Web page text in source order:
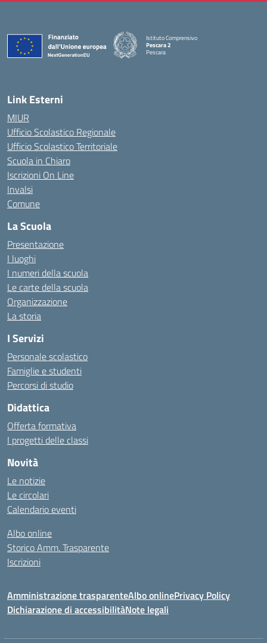
Istituto Comprensivo
Pescara 2
Pescara
Link Esterni
MIUR
Ufficio Scolastico Regionale
Ufficio Scolastico Territoriale
Scuola in Chiaro
Iscrizioni On Line
Invalsi
Comune
La Scuola
Presentazione
I luoghi
I numeri della scuola
Le carte della scuola
Organizzazione
La storia
I Servizi
Personale scolastico
Famiglie e studenti
Percorsi di studio
Didattica
Offerta formativa
I progetti delle classi
Novità
Le notizie
Le circolari
Calendario eventi
Albo online
Storico Amm. Trasparente
Iscrizioni
Amministrazione trasparenteAlbo onlinePrivacy Policy
Dichiarazione di accessibilitàNote legali